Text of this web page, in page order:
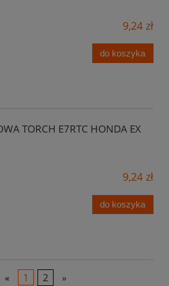
9,24 zł
do koszyka
TORCH E7RTC HONDA EX
9,24 zł
do koszyka
« 1 2 »